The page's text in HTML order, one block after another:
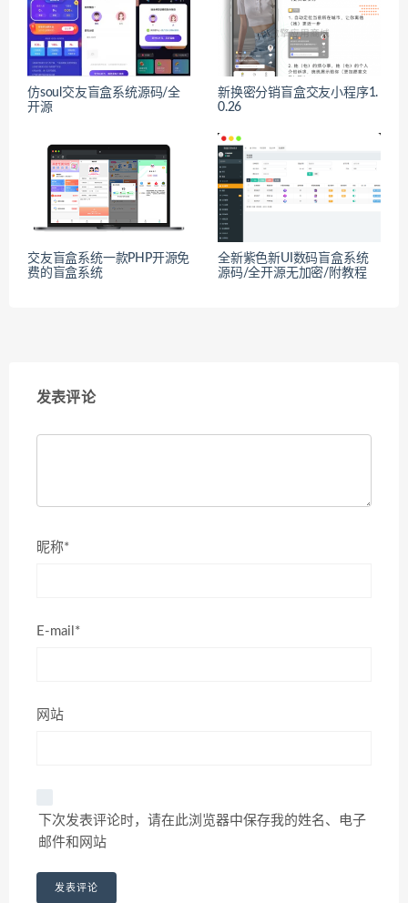
仿soul交友盲盒系统源码/全
开源
新换密分销盲盒交友小程序1.
0.26
交友盲盒系统一款PHP开源免
费的盲盒系统
全新紫色新UI数码盲盒系统
源码/全开源无加密/附教程
发表评论
昵称*
E-mail*
网站
下次发表评论时，请在此浏览器中保存我的姓名、电子
邮件和网站